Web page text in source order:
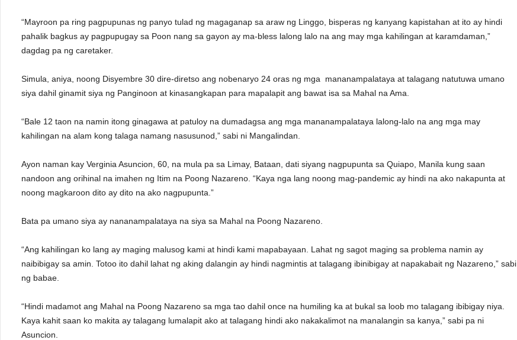
“Mayroon pa ring pagpupunas ng panyo tulad ng magaganap sa araw ng Linggo, bisperas ng kanyang kapistahan at ito ay hindi
pahalik bagkus ay pagpupugay sa Poon nang sa gayon ay ma-bless lalong lalo na ang may mga kahilingan at karamdaman,”
dagdag pa ng caretaker.
Simula, aniya, noong Disyembre 30 dire-diretso ang nobenaryo 24 oras ng mga mananampalataya at talagang natutuwa umano
siya dahil ginamit siya ng Panginoon at kinasangkapan para mapalapit ang bawat isa sa Mahal na Ama.
“Bale 12 taon na namin itong ginagawa at patuloy na dumadagsa ang mga mananampalataya lalong-lalo na ang mga may
kahilingan na alam kong talaga namang nasusunod,” sabi ni Mangalindan.
Ayon naman kay Verginia Asuncion, 60, na mula pa sa Limay, Bataan, dati siyang nagpupunta sa Quiapo, Manila kung saan
nandoon ang orihinal na imahen ng Itim na Poong Nazareno. “Kaya nga lang noong mag-pandemic ay hindi na ako nakapunta at
noong magkaroon dito ay dito na ako nagpupunta.”
Bata pa umano siya ay nananampalataya na siya sa Mahal na Poong Nazareno.
“Ang kahilingan ko lang ay maging malusog kami at hindi kami mapabayaan. Lahat ng sagot maging sa problema namin ay
naibibigay sa amin. Totoo ito dahil lahat ng aking dalangin ay hindi nagmintis at talagang ibinibigay at napakabait ng Nazareno,” sabi
ng babae.
“Hindi madamot ang Mahal na Poong Nazareno sa mga tao dahil once na humiling ka at bukal sa loob mo talagang ibibigay niya.
Kaya kahit saan ko makita ay talagang lumalapit ako at talagang hindi ako nakakalimot na manalangin sa kanya,” sabi pa ni
Asuncion.